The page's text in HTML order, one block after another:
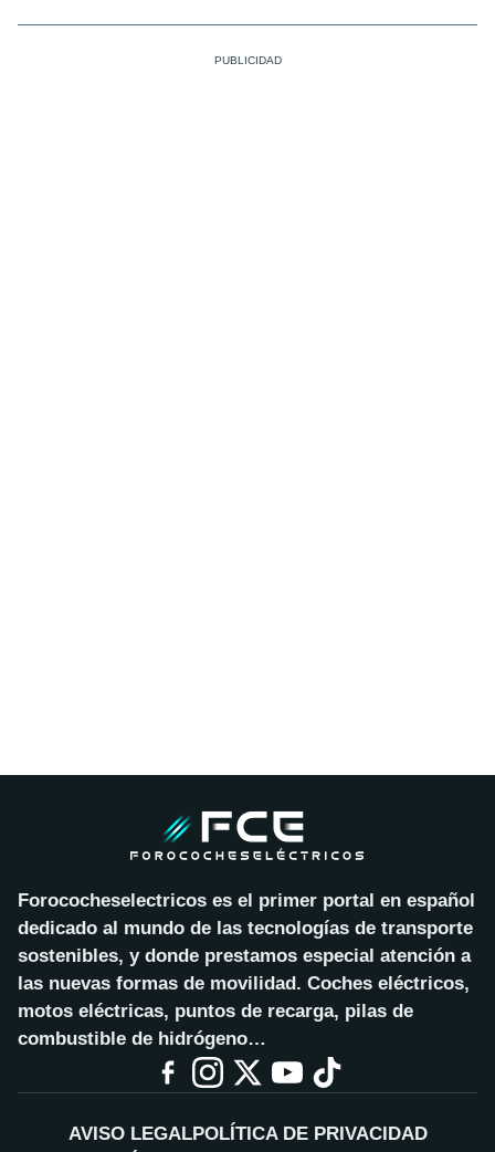
Forococheselectricos es el primer portal en español
dedicado al mundo de las tecnologías de transporte
sostenibles, y donde prestamos especial atención a
las nuevas formas de movilidad. Coches eléctricos,
motos eléctricas, puntos de recarga, pilas de
combustible de hidrógeno…
AVISO LEGALPOLÍTICA DE PRIVACIDAD